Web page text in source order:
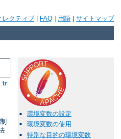
レクティブ FAQ 用語 サイトマップ
tr
環境変数の設定
環境変数の使用
特別な目的の環境変数